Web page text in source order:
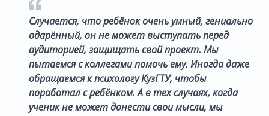
Случается, что ребёнок очень умный, гениально
одарённый, он не может выступать перед
аудиторией, защищать свой проект. Мы
пытаемся с коллегами помочь ему. Иногда даже
обращаемся к психологу КузГТУ, чтобы
поработал с ребёнком. А в тех случаях, когда
ученик не может донести свои мысли, мы